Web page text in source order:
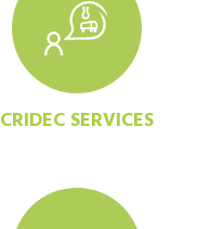
CRIDEC SERVICES